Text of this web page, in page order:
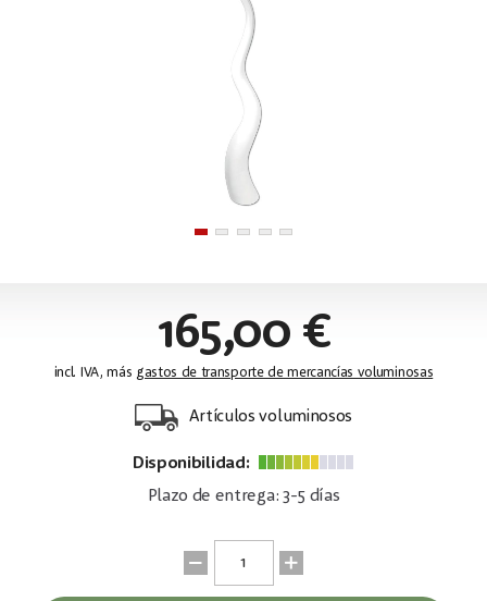
165,00 €
incl. IVA, más gastos de transporte de mercancías voluminosas
Artículos voluminosos
Disponibilidad:
Plazo de entrega: 3-5 días